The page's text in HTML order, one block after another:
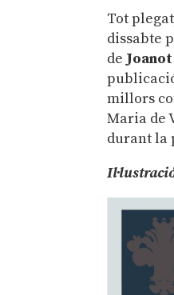
Tot
dissabte
de
millors
Maria de
durant la